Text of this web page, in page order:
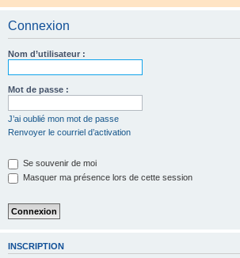
Connexion
Nom d’utilisateur :
Mot de passe :
J’ai oublié mon mot de passe
Renvoyer le courriel d’activation
Se souvenir de moi
Masquer ma présence lors de cette session
INSCRIPTION